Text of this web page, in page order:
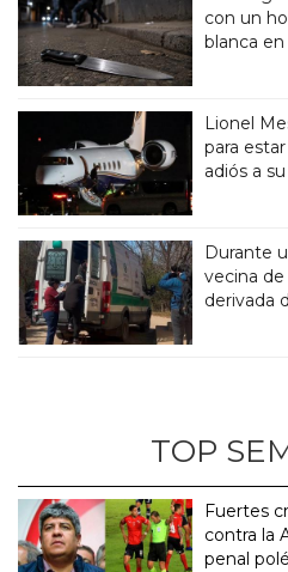
con un
blanca
Lionel
para
adiós a
Durante
vecina
derivada
TOP
Fuertes
contra la
penal